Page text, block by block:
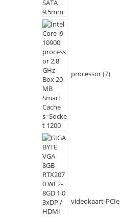
processor 7
videokaart-PCIe